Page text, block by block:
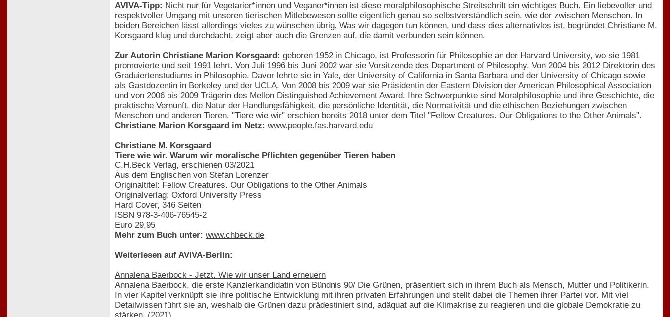
AVIVA-Tipp: Nicht nur für Vegetarier*innen und Veganer*innen ist diese moralphilosophische Streitschrift ein wichtiges Buch. Ein liebevoller und
respektvoller Umgang mit unseren tierischen Mitlebewesen sollte eigentlich genau so selbstverständlich sein, wie der zwischen Menschen. In
beiden Bereichen lässt allerdings vieles zu wünschen übrig. Was wir dagegen tun können, und dass dies alternativlos ist, begründet Christiane M.
Korsgaard klug und durchdacht, zeigt aber auch die Grenzen auf, die damit verbunden sein können.
Zur Autorin Christiane Marion Korsgaard: geboren 1952 in Chicago, ist Professorin für Philosophie an der Harvard University, wo sie 1981
promovierte und seit 1991 lehrt. Von Juli 1996 bis Juni 2002 war sie Vorsitzende des Department of Philosophy. Von 2004 bis 2012 Direktorin des
Graduiertenstudiums in Philosophie. Davor lehrte sie in Yale, der University of California in Santa Barbara und der University of Chicago sowie
als Gastdozentin in Berkeley und der UCLA. Von 2008 bis 2009 war sie Präsidentin der Eastern Division der American Philosophical Association
und von 2006 bis 2009 Trägerin des Mellon Distinguished Achievement Award. Ihre Schwerpunkte sind Moralphilosophie und ihre Geschichte, die
praktische Vernunft, die Natur der Handlungsfähigkeit, die persönliche Identität, die Normativität und die ethischen Beziehungen zwischen
Menschen und anderen Tieren. "Tiere wie wir" erschien bereits 2018 unter dem Titel "Fellow Creatures. Our Obligations to the Other Animals".
Christiane Marion Korsgaard im Netz: www.people.fas.harvard.edu
Christiane M. Korsgaard
Tiere wie wir. Warum wir moralische Pflichten gegenüber Tieren haben
C.H.Beck Verlag, erschienen 03/2021
Aus dem Englischen von Stefan Lorenzer
Originaltitel: Fellow Creatures. Our Obligations to the Other Animals
Originalverlag: Oxford University Press
Hard Cover, 346 Seiten
ISBN 978-3-406-76545-2
Euro 29,95
Mehr zum Buch unter: www.chbeck.de
Weiterlesen auf AVIVA-Berlin:
Annalena Baerbock - Jetzt. Wie wir unser Land erneuern
Annalena Baerbock, die erste Kanzlerkandidatin von Bündnis 90/ Die Grünen, präsentiert sich in ihrem Buch als Mensch, Mutter und Politikerin.
In vier Kapitel verknüpft sie ihre politische Entwicklung mit ihren privaten Erfahrungen und stellt dabei die Themen ihrer Partei vor. Mit viel
Detailwissen führt sie an, weshalb die Grünen dazu prädestiniert sind, adäquat auf die Klimakrise zu reagieren und die globale Demokratie zu
stärken. (2021)